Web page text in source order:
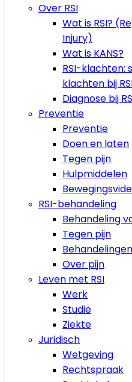
Over RSI
Wat is RSI?
Injury)
Wat is KANS?
RSI-klachten:
klachten bij
Diagnose bij
Preventie
Preventie
Doen en laten
Tegen pijn
Hulpmiddelen
RSI-behandeling
Behandeling
Tegen pijn
Over pijn
Leven met RSI
Werk
Studie
Ziekte
Juridisch
Wetgeving
Rechtspraak